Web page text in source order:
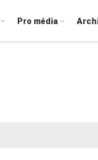
Pro média